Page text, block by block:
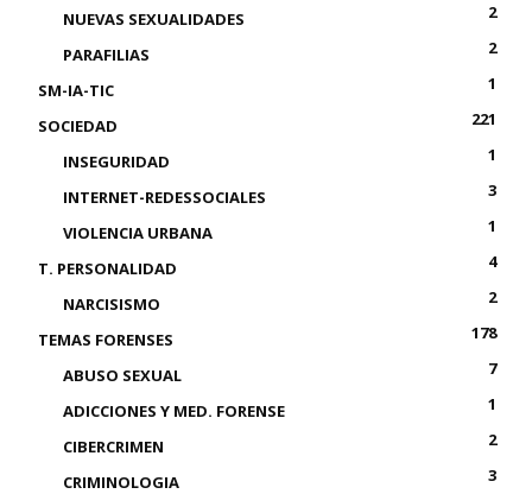
NUEVAS SEXUALIDADES
2
PARAFILIAS
2
SM-IA-TIC
1
SOCIEDAD
221
INSEGURIDAD
1
INTERNET-REDESSOCIALES
3
VIOLENCIA URBANA
1
T. PERSONALIDAD
4
NARCISISMO
2
TEMAS FORENSES
178
ABUSO SEXUAL
7
ADICCIONES Y MED. FORENSE
1
CIBERCRIMEN
2
CRIMINOLOGIA
3